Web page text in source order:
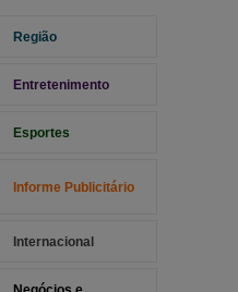
Região
Entretenimento
Esportes
Informe Publicitário
Internacional